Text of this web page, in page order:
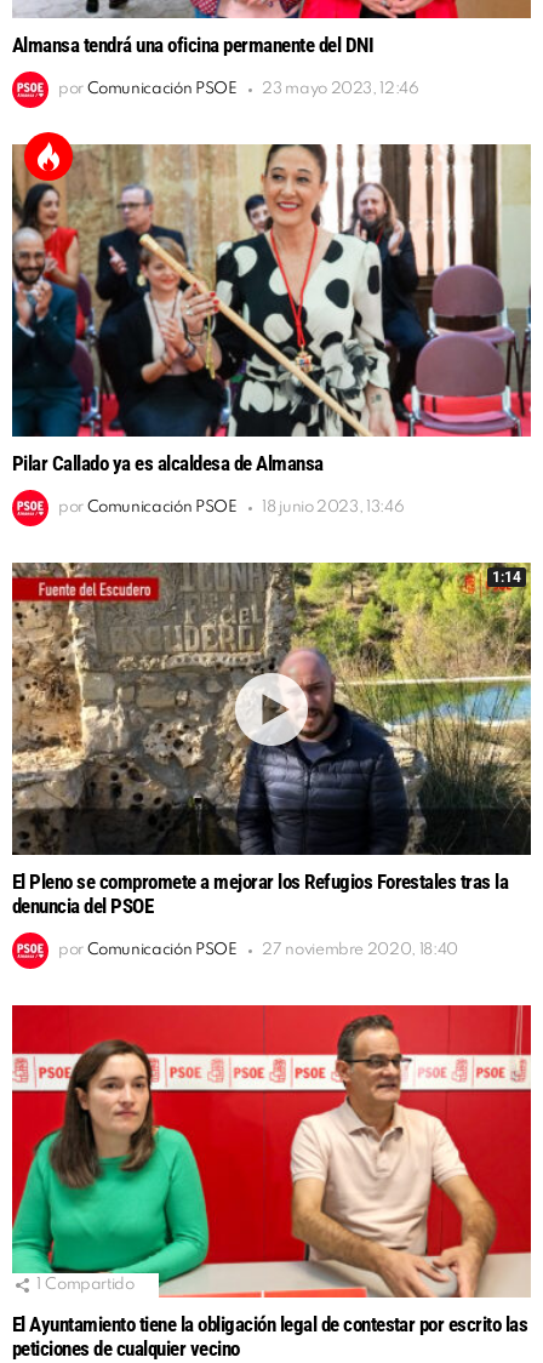
Almansa tendrá una oficina permanente del DNI
por Comunicación PSOE 23 mayo 2023, 12:46
Pilar Callado ya es alcaldesa de Almansa
por Comunicación PSOE 18 junio 2023, 13:46
1:14
El Pleno se compromete a mejorar los Refugios Forestales tras la
denuncia del PSOE
por Comunicación PSOE 27 noviembre 2020, 18:40
Compartido
El Ayuntamiento tiene la obligación legal de contestar por escrito las
peticiones de cualquier vecino